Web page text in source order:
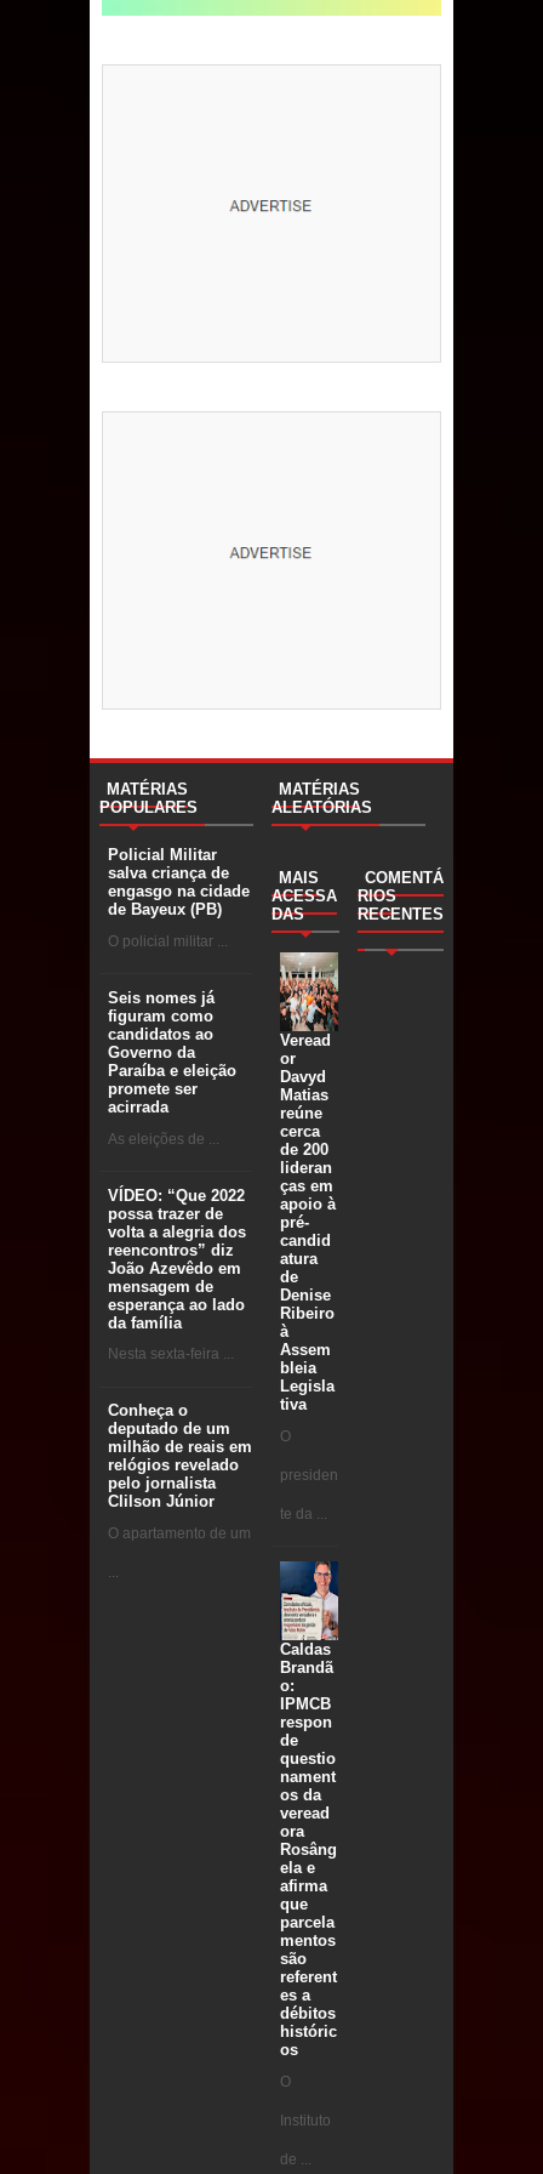
MATÉRIAS
POPULARES
Policial Militar
salva criança de
engasgo na cidade
de Bayeux (PB)
O policial militar ...
Seis nomes já
figuram como
candidatos ao
Governo da
Paraíba e eleição
promete ser
acirrada
As eleições de ...
VÍDEO: “Que 2022
possa trazer de
volta a alegria dos
reencontros” diz
João Azevêdo em
mensagem de
esperança ao lado
da família
Nesta sexta-feira ...
Conheça o
deputado de um
milhão de reais em
relógios revelado
pelo jornalista
Clilson Júnior
O apartamento de um
...
MATÉRIAS
ALEATÓRIAS
MAIS
ACESSA
DAS
Veread
or
Davyd
Matias
reúne
cerca
de 200
lideran
ças em
apoio à
pré-
candid
atura
de
Denise
Ribeiro
à
Assem
bleia
Legisla
tiva
O
presiden
te da ...
Caldas
Brandã
o:
IPMCB
respon
de
questio
nament
os da
veread
ora
Rosâng
ela e
afirma
que
parcela
mentos
são
referent
es a
débitos
históric
os
O
Instituto
de ...
COMENTÁ
RIOS
RECENTES